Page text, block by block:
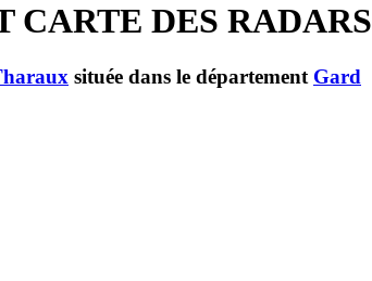
CARTE DES RADARS
située dans le département Gard